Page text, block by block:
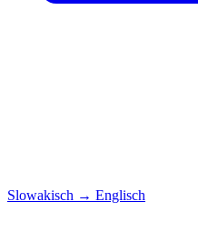
Slowakisch → Englisch